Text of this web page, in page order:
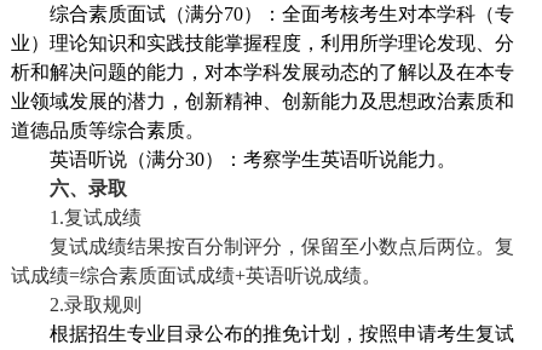
综合素质面试（满分70）：全面考核考生对本学科（专
业）理论知识和实践技能掌握程度，利用所学理论发现、分
析和解决问题的能力，对本学科发展动态的了解以及在本专
业领域发展的潜力，创新精神、创新能力及思想政治素质和
道德品质等综合素质。
英语听说（满分30）：考察学生英语听说能力。
六、录取
1.复试成绩
复试成绩结果按百分制评分，保留至小数点后两位。复
试成绩=综合素质面试成绩+英语听说成绩。
2.录取规则
根据招生专业目录公布的推免计划，按照申请考生复试